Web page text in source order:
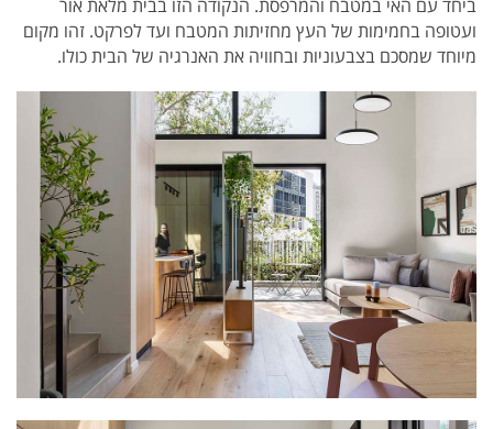
ביחד עם האי במטבח והמרפסת. הנקודה הזו בבית מלאת אור
ועטופה בחמימות של העץ מחזיתות המטבח ועד לפרקט. זהו מקום
מיוחד שמסכם בצבעוניות ובחוויה את האנרגיה של הבית כולו.